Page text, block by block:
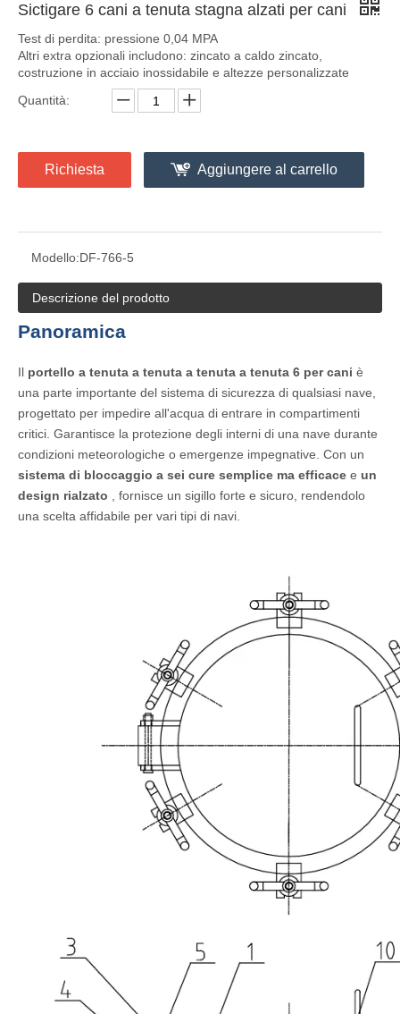
Sictigare 6 cani a tenuta stagna alzati per cani
Test di perdita: pressione 0,04 MPA
Altri extra opzionali includono: zincato a caldo zincato,
costruzione in acciaio inossidabile e altezze personalizzate
Quantità:
Richiesta Aggiungere al carrello
Modello:DF-766-5
Descrizione del prodotto
Panoramica
Il portello a tenuta a tenuta a tenuta a tenuta 6 per cani è
una parte importante del sistema di sicurezza di qualsiasi nave,
progettato per impedire all'acqua di entrare in compartimenti
critici. Garantisce la protezione degli interni di una nave durante
condizioni meteorologiche o emergenze impegnative. Con un
sistema di bloccaggio a sei cure semplice ma efficace e un
design rialzato
, fornisce un sigillo forte e sicuro, rendendolo
una scelta affidabile per vari tipi di navi.